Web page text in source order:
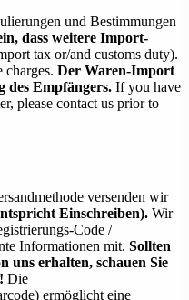
und Bestimmungen
dass weitere Import-
tax or/and customs duty).
charges. Der Waren-Import
des Empfängers. If you have
please contact us prior to
versenden wir
Einschreiben). Wir
Code /
Informationen mit. Sollten
uns erhalten, schauen Sie
Die
ermöglicht eine